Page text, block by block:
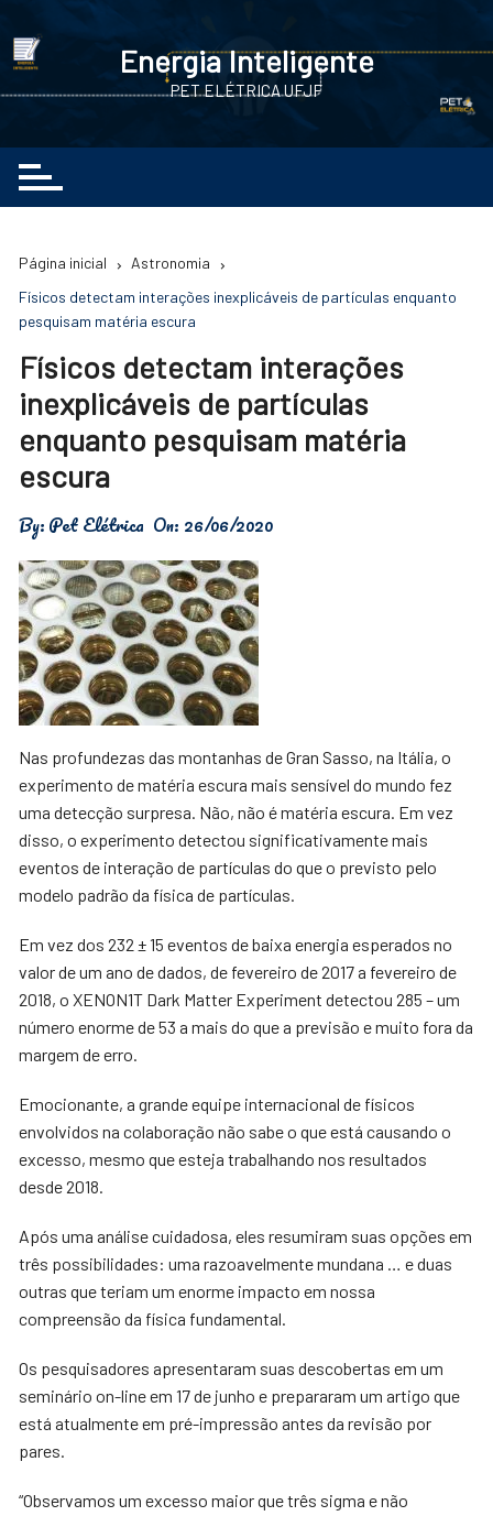
para
conteúdo
Energia Inteligente
PET ELÉTRICA UFJF
Página inicial
Astronomia
Físicos detectam interações inexplicáveis de partículas enquanto
pesquisam matéria escura
Físicos detectam interações
inexplicáveis de partículas
enquanto pesquisam matéria
escura
By:Pet Elétrica On: 26/06/2020
Nas profundezas das montanhas de Gran Sasso, na Itália, o
experimento de matéria escura mais sensível do mundo fez
uma detecção surpresa. Não, não é matéria escura. Em vez
disso, o experimento detectou significativamente mais
eventos de interação de partículas do que o previsto pelo
modelo padrão da física de partículas.
Em vez dos 232 ± 15 eventos de baixa energia esperados no
valor de um ano de dados, de fevereiro de 2017 a fevereiro de
2018, o XENON1T Dark Matter Experiment detectou 285 – um
número enorme de 53 a mais do que a previsão e muito fora da
margem de erro.
Emocionante, a grande equipe internacional de físicos
envolvidos na colaboração não sabe o que está causando o
excesso, mesmo que esteja trabalhando nos resultados
desde 2018.
Após uma análise cuidadosa, eles resumiram suas opções em
três possibilidades: uma razoavelmente mundana … e duas
outras que teriam um enorme impacto em nossa
compreensão da física fundamental.
Os pesquisadores apresentaram suas descobertas em um
seminário on-line em 17 de junho e prepararam um artigo que
está atualmente em pré-impressão antes da revisão por
pares.
“Observamos um excesso maior que três sigma e não